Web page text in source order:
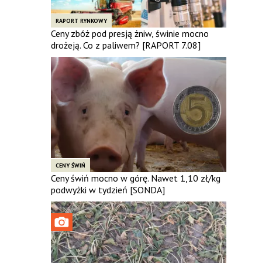
RAPORT RYNKOWY
Ceny zbóż pod presją żniw, świnie mocno
drożeją. Co z paliwem? [RAPORT 7.08]
CENY ŚWIŃ
Ceny świń mocno w górę. Nawet 1,10 zł/kg
podwyżki w tydzień [SONDA]